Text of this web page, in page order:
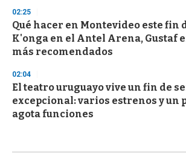
02:25
Qué hacer en Montevideo este fin
K'onga en el Antel Arena, Gustaf
más recomendados
02:04
El teatro uruguayo vive un fin de
excepcional: varios estrenos y un
agota funciones